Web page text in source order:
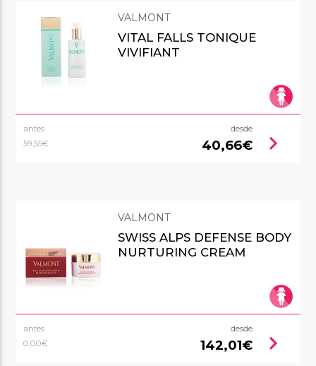
VALMONT
VITAL FALLS TONIQUE
VIVIFIANT
antes
59,55€
desde
40,66€ chevron_right
VALMONT
SWISS ALPS DEFENSE BODY
NURTURING CREAM
antes
0,00€
desde
142,01€ chevron_right